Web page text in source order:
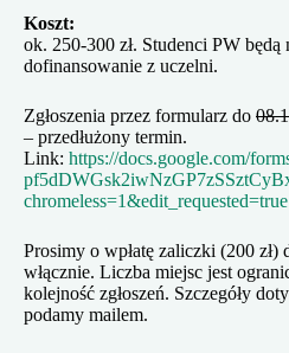
Koszt:
ok. 250-300 zł. Studenci PW
dofinansowanie z uczelni.
Zgłoszenia przez formularz do
– przedłużony termin.
Link: https://docs.google.com/
chromeless=1&edit_requested=true
Prosimy o wpłatę zaliczki (200 zł)
włącznie. Liczba miejsc jest
kolejność zgłoszeń. Szczegóły
podamy mailem.